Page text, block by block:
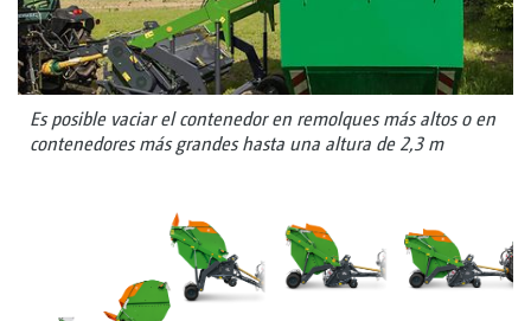
Es posible vaciar el contenedor en remolques más altos o en
contenedores más grandes hasta una altura de 2,3 m